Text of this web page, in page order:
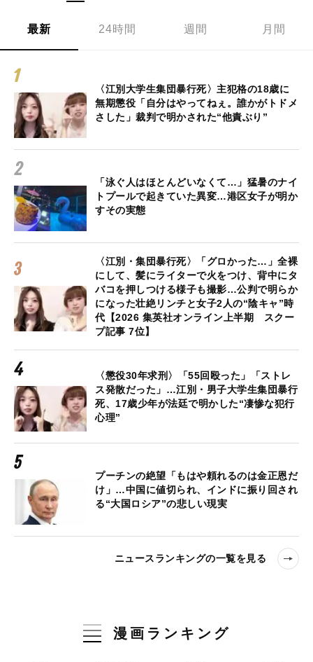
最新 24時間 週間 月間
〈江別大学生集団暴行死〉主犯格の18歳に
無期懲役「自分はやってねぇ。誰かがトドメ
さした」裁判で明かされた“他責ぶり”
「泳ぐ人はほとんどいなくて…」猛暑のナイ
トプールで起きていた異変…港区女子が明か
すその実態
〈江別・集団暴行死〉「グロかった…」全裸
にして、髪にライターで火をつけ、背中にタ
バコを押しつける様子も撮影…公判で明らか
になった壮絶リンチと女子2人の“陰キャ”時
代【2026 集英社オンライン上半期 スクー
プ記事 7位】
〈懲役30年求刑〉「55回殴った」「ストレ
ス発散だった」…江別・男子大学生集団暴行
死、17歳少年が法廷で明かした“凄惨な犯行
心理”
プーチンの絶望「もはや頼れるのは金正恩だ
け」…中国に値切られ、インドに振り回され
る“大国ロシア”の悲しい現実
ニュースランキングの一覧を見る
漫画ランキング